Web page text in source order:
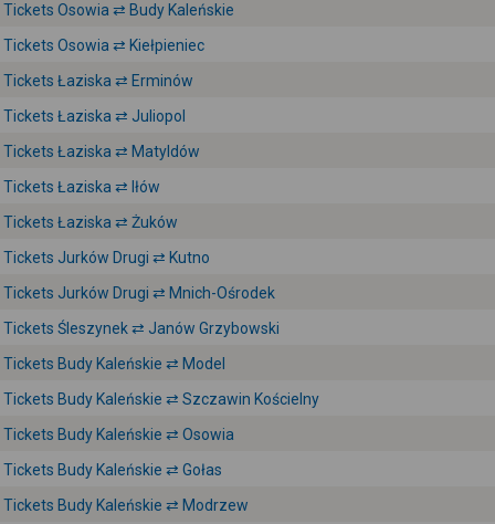
Tickets Osowia ⇄ Budy Kaleńskie
Tickets Osowia ⇄ Kiełpieniec
Tickets Łaziska ⇄ Erminów
Tickets Łaziska ⇄ Juliopol
Tickets Łaziska ⇄ Matyldów
Tickets Łaziska ⇄ Iłów
Tickets Łaziska ⇄ Żuków
Tickets Jurków Drugi ⇄ Kutno
Tickets Jurków Drugi ⇄ Mnich-Ośrodek
Tickets Śleszynek ⇄ Janów Grzybowski
Tickets Budy Kaleńskie ⇄ Model
Tickets Budy Kaleńskie ⇄ Szczawin Kościelny
Tickets Budy Kaleńskie ⇄ Osowia
Tickets Budy Kaleńskie ⇄ Gołas
Tickets Budy Kaleńskie ⇄ Modrzew